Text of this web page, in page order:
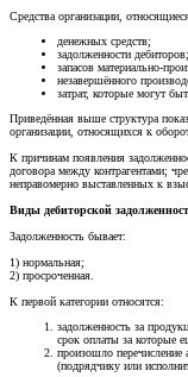
Средства организации,
денежных средств;
задолженности дебиторов;
запасов материально-
незавершённого
затрат, которые могут
Приведённая выше структура
организации, относящихся к
К причинам появления
договора между контрагентами;
неправомерно выставленных к
Виды дебиторской
Задолженность бывает:
1) нормальная;
2) просроченная.
К первой категории относятся:
задолженность за
срок оплаты за которые
произошло перечисление
(подрядчику или